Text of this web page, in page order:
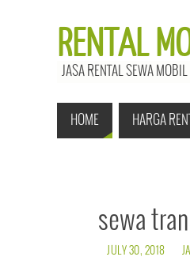
RENTAL
JASA RENTAL SEWA
HOME HARGA
sewa
JULY 30, 2018